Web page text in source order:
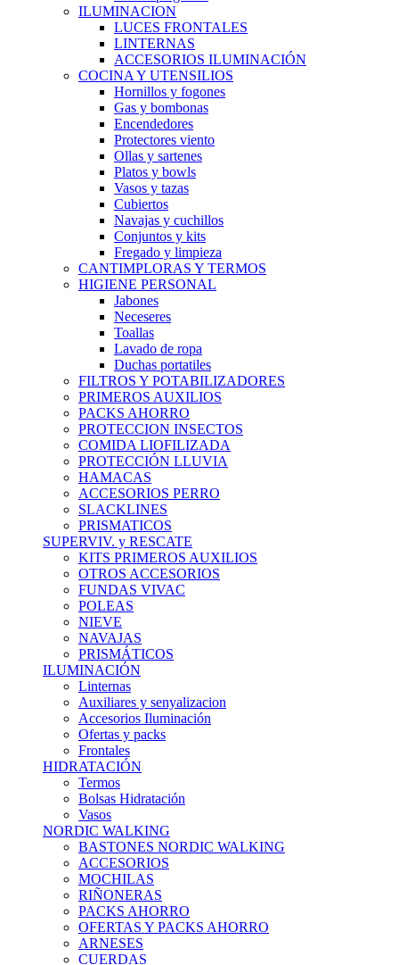
ILUMINACION
LUCES FRONTALES
LINTERNAS
ACCESORIOS ILUMINACIÓN
COCINA Y UTENSILIOS
Hornillos y fogones
Gas y bombonas
Encendedores
Protectores viento
Ollas y sartenes
Platos y bowls
Vasos y tazas
Cubiertos
Navajas y cuchillos
Conjuntos y kits
Fregado y limpieza
CANTIMPLORAS Y TERMOS
HIGIENE PERSONAL
Jabones
Neceseres
Toallas
Lavado de ropa
Duchas portatiles
FILTROS Y POTABILIZADORES
PRIMEROS AUXILIOS
PACKS AHORRO
PROTECCION INSECTOS
COMIDA LIOFILIZADA
PROTECCIÓN LLUVIA
HAMACAS
ACCESORIOS PERRO
SLACKLINES
PRISMATICOS
SUPERVIV. y RESCATE
KITS PRIMEROS AUXILIOS
OTROS ACCESORIOS
FUNDAS VIVAC
POLEAS
NIEVE
NAVAJAS
PRISMÁTICOS
ILUMINACIÓN
Linternas
Auxiliares y senyalizacion
Accesorios Iluminación
Ofertas y packs
Frontales
HIDRATACIÓN
Termos
Bolsas Hidratación
Vasos
NORDIC WALKING
BASTONES NORDIC WALKING
ACCESORIOS
MOCHILAS
RIÑONERAS
PACKS AHORRO
OFERTAS Y PACKS AHORRO
ARNESES
CUERDAS